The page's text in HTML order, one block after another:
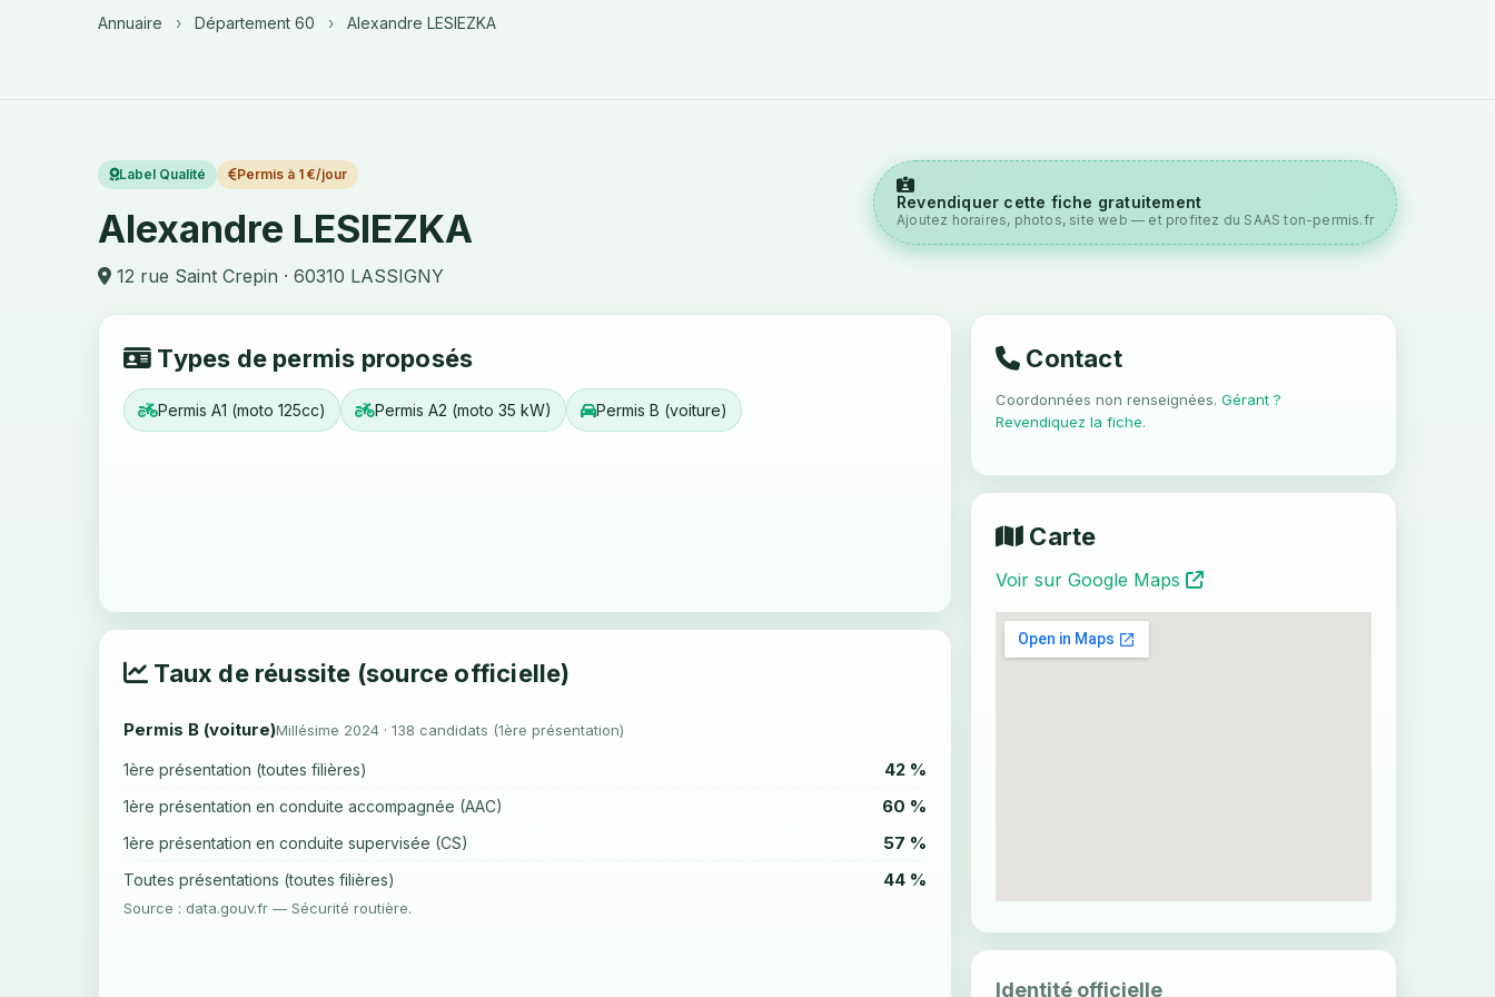
Annuaire › Département 60 › Alexandre LESIEZKA
Label Qualité Permis à 1 €/jour
Alexandre LESIEZKA
12 rue Saint Crepin · 60310 LASSIGNY
Revendiquer cette fiche gratuitement
Ajoutez horaires, photos, site web — et profitez du SAAS ton-permis.fr
Types de permis proposés
Permis A1 (moto 125cc) Permis A2 (moto 35 kW) Permis B (voiture)
Taux de réussite (source officielle)
Permis B (voiture)Millésime 2024 · 138 candidats (1ère présentation)
1ère présentation (toutes filières) 42 %
1ère présentation en conduite accompagnée (AAC) 60 %
1ère présentation en conduite supervisée (CS) 57 %
Toutes présentations (toutes filières) 44 %
Source : data.gouv.fr — Sécurité routière.
Contact
Coordonnées non renseignées. Gérant ?
Revendiquez la fiche.
Carte
Voir sur Google Maps
Identité officielle